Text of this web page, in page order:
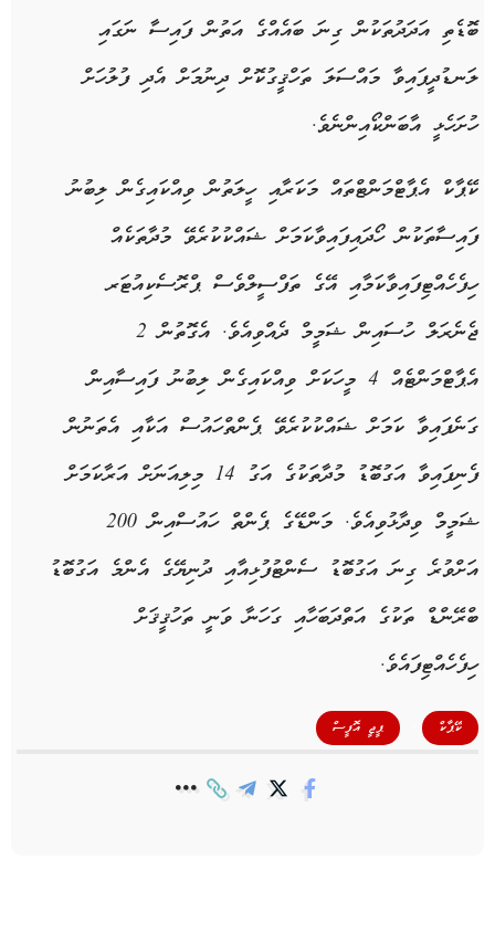
ބޮޑެތި އަދަދުތަކުން ގިނަ ބައެއްގެ އަތުން ފައިސާ ނަގައި
ލަނޑުދީފައިވާ މައްސަލަ ތަހްޤީގުކޮށް ދިނުމަށް އެދި ފުލުހަށް
ހުށަހެޅީ އާބަންކޯއިންނެވެ.
ކޭޕާކް އެޕާޓްމަންޓްތައް މަކަރާއި ހީލަތުން ވިއްކައިގެން ލިބުނު
ފައިސާތަކުން ހޯދައިފައިވާކަމަށް ޝައްކުކުރެވޭ މުދާތަކެއް
ހިފެހެއްޓިފައިވާކަމާއި އޭގެ ތަފްސީލްވެސް ޕްރޮސެކިއުޓަރ
ޖެނެރަލް ހުސައިން ޝަމީމް ދެއްވިއެވެ. އެގޮތުން 2
އެޕާޓްމަންޓެއް 4 މީހަކަށް ވިއްކައިގެން ލިބުނު ފައިސާއިން
ގަނެފައިވާ ކަމަށް ޝައްކުކުރެވޭ ޕެންތްހައުސް އަކާއި އެތަނުން
ފެނިފައިވާ އަގުބޮޑު މުދާތަކުގެ އަގު 14 މިލިއަނަށް އަރާކަމަށް
ޝަމީމް ވިދާޅުވިއެވެ. މަންޑޭގެ ޕެންތް ހައުސްއިން 200
އަށްވުރެ ގިނަ އަގުބޮޑު ސެންޓުފުޅިއާއި ދުނިޔޭގެ އެންމެ އަގުބޮޑު
ބްރޭންޑް ތަކުގެ އަތްދަބަހާއި ގަހަނާ ވަނީ ތަހުޤީޤަށް
ހިފެހެއްޓިފައެވެ.
ކޭޕާކް ޕީޖީ އޮފީސް